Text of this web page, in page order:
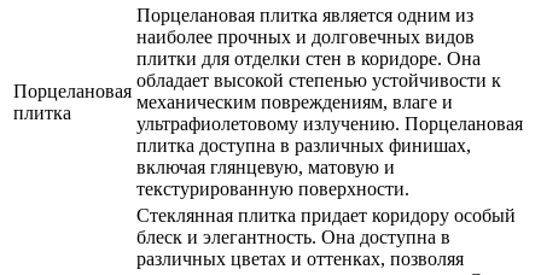
Порцелановая
плитка
Порцелановая плитка является одним из
наиболее прочных и долговечных видов
плитки для отделки стен в коридоре. Она
обладает высокой степенью устойчивости к
механическим повреждениям, влаге и
ультрафиолетовому излучению. Порцелановая
плитка доступна в различных финишах,
включая глянцевую, матовую и
текстурированную поверхности.
Стеклянная плитка придает коридору особый
блеск и элегантность. Она доступна в
различных цветах и оттенках, позволяя